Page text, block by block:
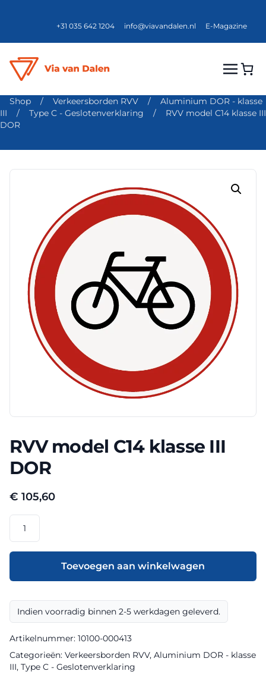
+31 035 642 1204 info@viavandalen.nl E-Magazine
Shop / Verkeersborden RVV /
Aluminium DOR - klasse
III
/ Type C - Geslotenverklaring /
RVV model C14 klasse III
DOR
RVV model C14 klasse III
DOR
€ 105,60
model
C14
III
aantal
Toevoegen aan winkelwagen
Indien voorradig binnen 2-5 werkdagen geleverd.
Artikelnummer: 10100-000413
Categorieën: Verkeersborden RVV, Aluminium DOR - klasse
III, Type C - Geslotenverklaring